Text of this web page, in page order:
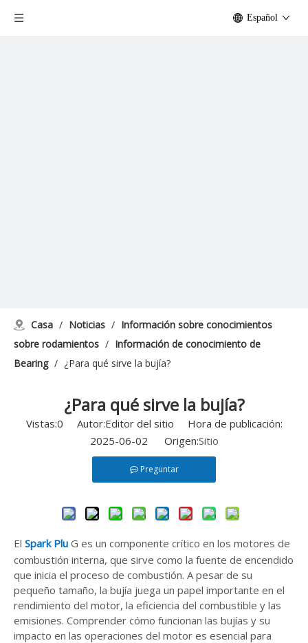
Español
Casa / Noticias / Información sobre conocimientos
sobre rodamientos / Información de conocimiento de
Bearing / ¿Para qué sirve la bujía?
¿Para qué sirve la bujía?
Vistas:0 Autor:Editor del sitio Hora de publicación:
2025-06-02 Origen:Sitio
Preguntar
El Spark Plu G es un componente crítico en los motores de
combustión interna, que sirve como la fuente de encendido
que inicia el proceso de combustión. A pesar de su
pequeño tamaño, la bujía juega un papel importante en el
rendimiento del motor, la eficiencia del combustible y las
emisiones. Comprender cómo funcionan las bujías y su
impacto en las operaciones del motor es esencial para